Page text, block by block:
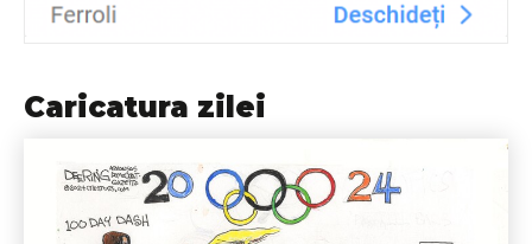
Caricatura zilei